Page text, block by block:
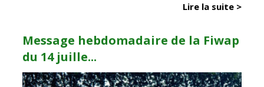
Lire la suite >
Message hebdomadaire de la Fiwap
du 14 juille...